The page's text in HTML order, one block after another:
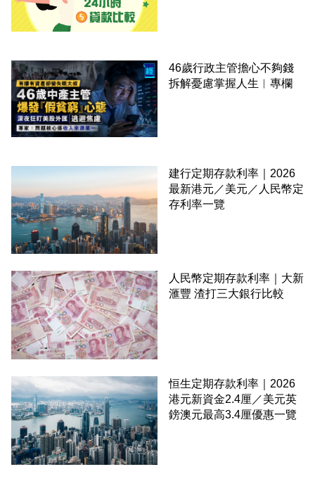
46歲行政主管擔心不夠錢
拆解憂慮掌握人生︳專欄
建行定期存款利率｜2026
最新港元／美元／人民幣定
存利率一覽
人民幣定期存款利率｜大新
滙豐 渣打三大銀行比較
恒生定期存款利率｜2026
港元新資金2.4厘／美元英
鎊澳元最高3.4厘優惠一覽